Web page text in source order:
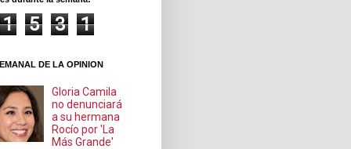
1 5 3
1
DE LA OPINION
Gloria Camila
no denunciará
a su hermana
Rocío por 'La
Más Grande'